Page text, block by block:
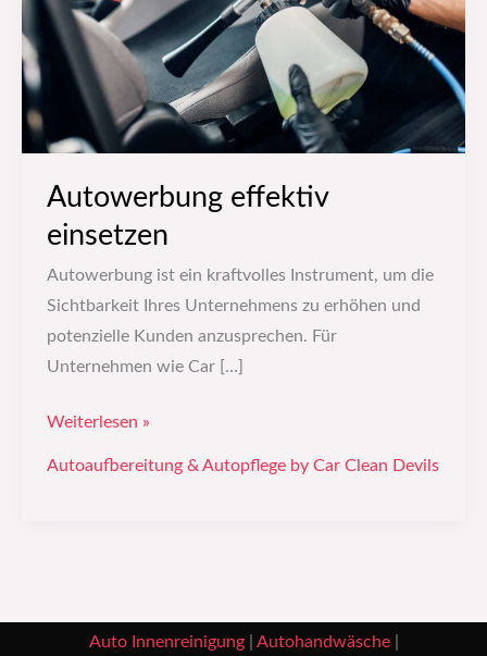
Autowerbung effektiv
einsetzen
Autowerbung ist ein kraftvolles Instrument, um die
Sichtbarkeit Ihres Unternehmens zu erhöhen und
potenzielle Kunden anzusprechen. Für
Unternehmen wie Car […]
Weiterlesen »
Autoaufbereitung & Autopflege by Car Clean Devils
Auto Innenreinigung| Autohandwäsche|